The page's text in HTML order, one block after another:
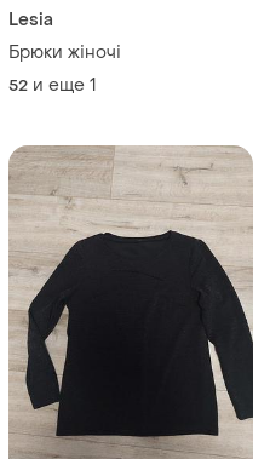
Lesia
Брюки жіночі
52 и еще 1